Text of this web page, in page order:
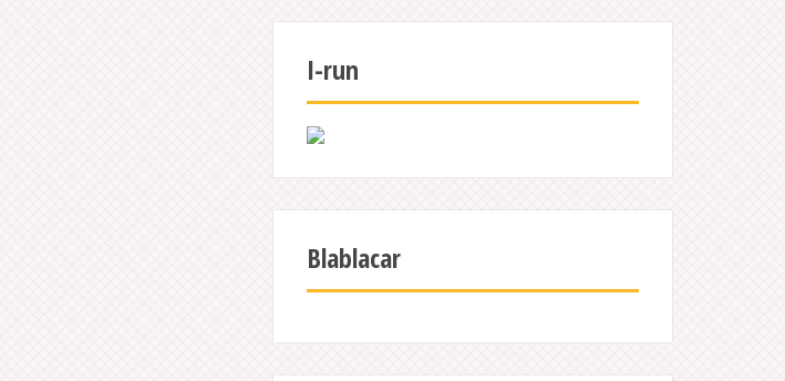
I-run
Blablacar